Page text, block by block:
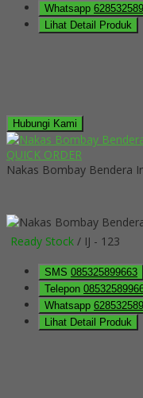
Whatsapp
Lihat Detail Produk
Hubungi Kami
QUICK ORDER
Nakas Bombay Bendera
Ready Stock / IJ - 123
SMS 085325899663
Telepon
Whatsapp
Lihat Detail Produk